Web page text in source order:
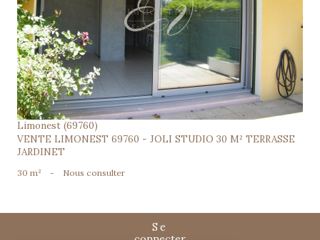
voir le bien
Limonest (69760)
VENTE LIMONEST 69760 - JOLI STUDIO 30 M² TERRASSE
JARDINET
30 m² - Nous consulter
se